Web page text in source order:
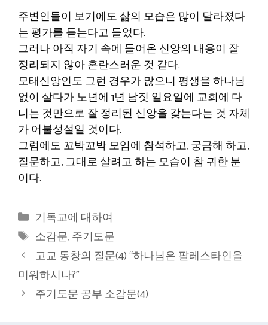
주변인들이 보기에도 삶의 모습은 많이 달라졌다
는 평가를 듣는다고 들었다.
그러나 아직 자기 속에 들어온 신앙의 내용이 잘
정리되지 않아 혼란스러운 것 같다.
모태신앙인도 그런 경우가 많으니 평생을 하나님
없이 살다가 노년에 1년 남짓 일요일에 교회에 다
니는 것만으로 잘 정리된 신앙을 갖는다는 것 자체
가 어불성설일 것이다.
그럼에도 꼬박꼬박 모임에 참석하고, 궁금해 하고,
질문하고, 그대로 살려고 하는 모습이 참 귀한 분
이다.
카
테
고
리
기독교에 대하여
태
그
소감문,주기도문
고교 동창의 질문(4) “하나님은 팔레스타인을
미워하시나?”
주기도문 공부 소감문(4)